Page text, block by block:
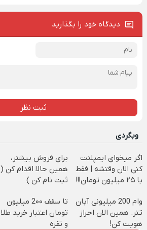
دیدگاه خود را بگذارید
ثبت نظر
وبگردی
اگر میخوای ایمپلنت
کنی الان وقتشه | فقط
با ۲۵ میلیون تومان!!!
برای فروش بیشتر،
همین حالا اقدام کن (
ثبت نام کن )
وام 200 میلیونی آبان
تتر. همین الان احراز
هویت کن!
تا سقف 2۰۰ میلیون
تومان اعتبار خرید طلا
و نقره